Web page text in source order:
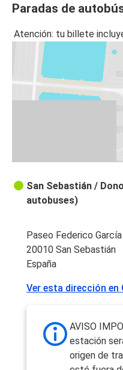
Paradas de
Atención: tu billete
San Sebastián /
autobuses)
Paseo Federico
20010 San Sebastián
España
Ver esta dirección en
AVISO
estación
origen de